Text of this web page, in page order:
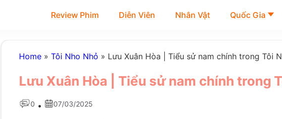
Review Phim Diễn Viên Nhân Vật Quốc Gia
Home »Tôi Nho Nhỏ » Lưu Xuân Hòa | Tiểu sử nam chính trong Tôi
Lưu Xuân Hòa | Tiểu sử nam chính trong
0 • 07/03/2025